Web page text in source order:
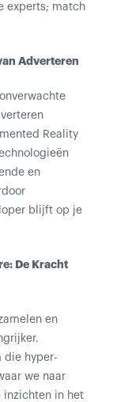
experts; match
Adverteren
Reality
en
blijft op je
De Kracht
en
die hyper-
we naar
inzichten in het